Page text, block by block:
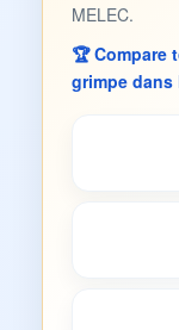
MELEC.
🏆 Compare
grimpe dans